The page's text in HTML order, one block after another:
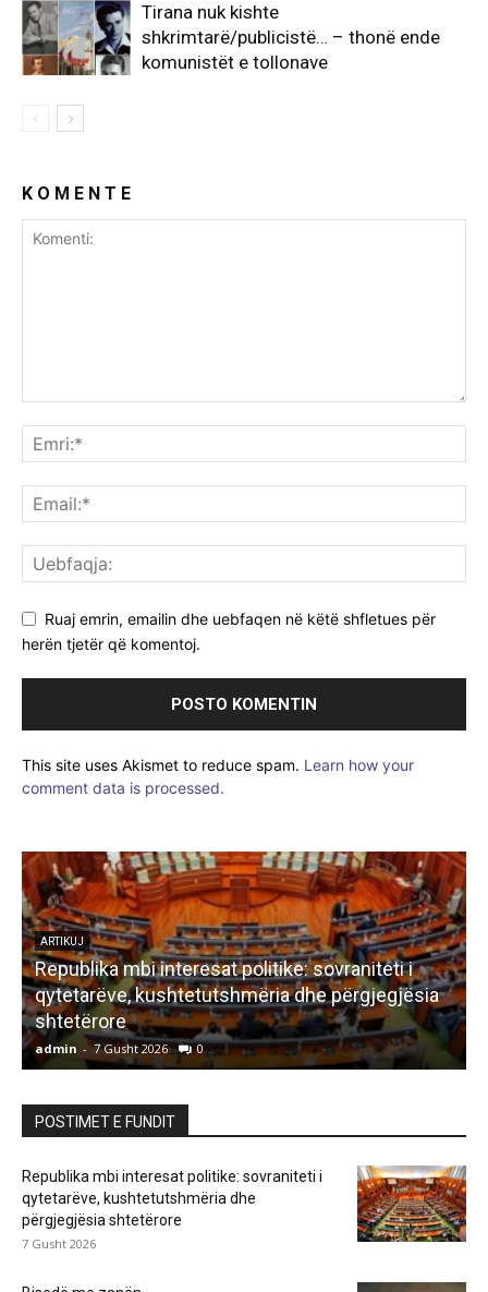
Tirana nuk kishte
shkrimtarë/publicistë… – thonë ende
komunistët e tollonave
K O M E N T E
Ruaj emrin, emailin dhe uebfaqen në këtë shfletues për
herën tjetër që komentoj.
This site uses Akismet to reduce spam. Learn how your
comment data is processed.
LETËRSI
Bisedë me zanën
admin - 7 Gusht 2026 0
POSTIMET E FUNDIT
Republika mbi interesat politike: sovraniteti i
qytetarëve, kushtetutshmëria dhe
përgjegjësia shtetërore
7 Gusht 2026